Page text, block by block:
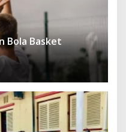
Bola Basket